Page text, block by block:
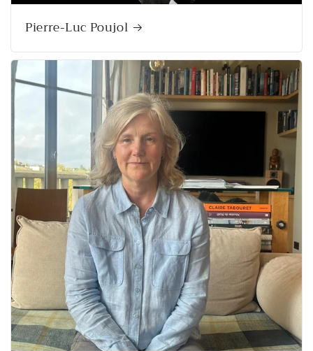
Pierre-Luc Poujol